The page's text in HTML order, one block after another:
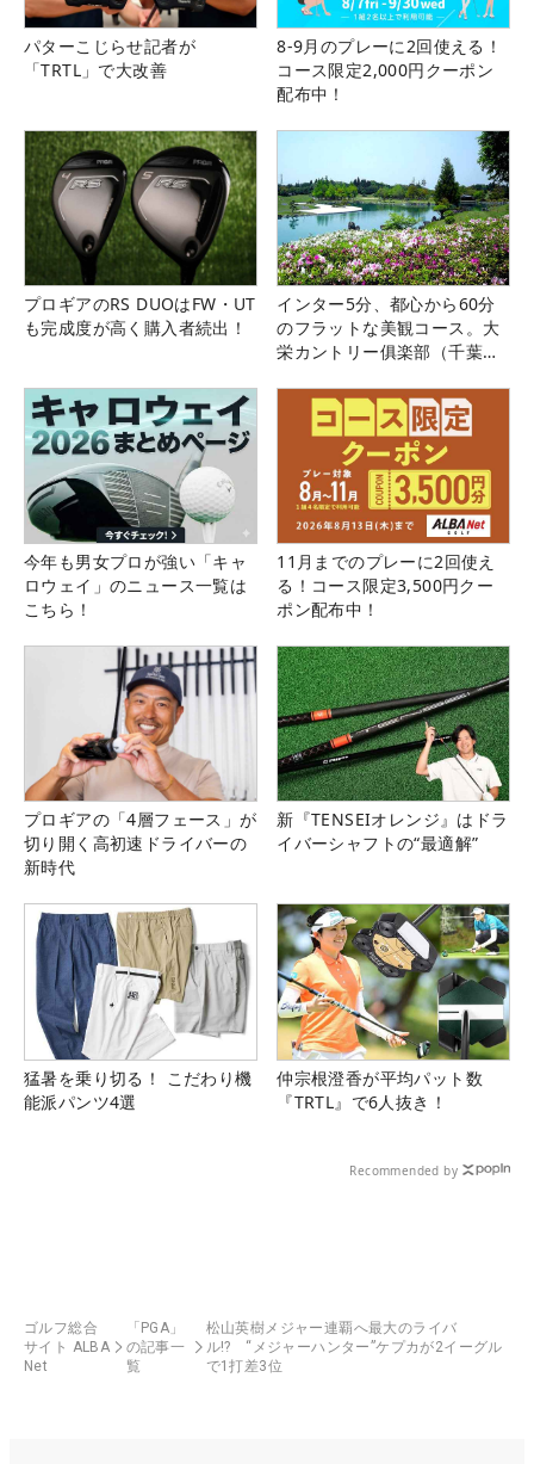
パターこじらせ記者が
「TRTL」で大改善
8-9月のプレーに2回使える！
コース限定2,000円クーポン
配布中！
プロギアのRS DUOはFW・UT
も完成度が高く購入者続出！
インター5分、都心から60分
のフラットな美観コース。大
栄カントリー俱楽部（千葉
今年も男女プロが強い「キャ
ロウェイ」のニュース一覧は
こちら！
11月までのプレーに2回使え
る！コース限定3,500円クー
ポン配布中！
プロギアの「4層フェース」が
切り開く高初速ドライバーの
新時代
新『TENSEIオレンジ』はドラ
イバーシャフトの“最適解”
猛暑を乗り切る！ こだわり機
能派パンツ4選
仲宗根澄香が平均パット数
『TRTL』で6人抜き！
Recommended by
ゴルフ総合
サイト ALBA
Net
「PGA」
の記事一
覧
松山英樹メジャー連覇へ最大のライバ
ル!? “メジャーハンター”ケプカが2イーグル
で1打差3位